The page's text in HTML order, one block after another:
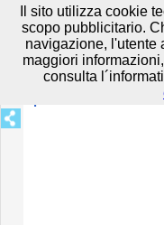
Prenota in tutta
Cookie-Disclaimer
Specializzazioni:
Il sito utilizza cookie
scopo pubblicitario.
navigazione, l'utente
maggiori
consulta